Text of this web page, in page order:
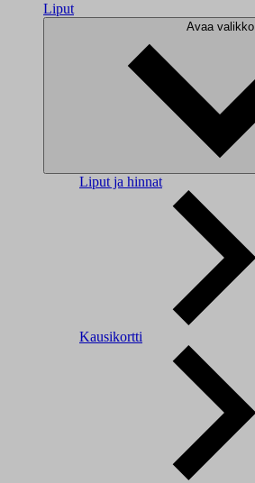
Liput
Avaa valikko
Liput ja hinnat
Kausikortti